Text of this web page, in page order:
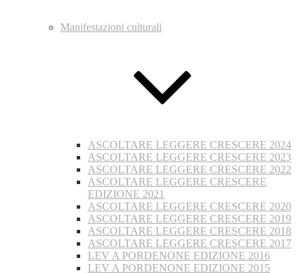
Manifestazioni culturali
ASCOLTARE LEGGERE CRESCERE 2024
ASCOLTARE LEGGERE CRESCERE 2023
ASCOLTARE LEGGERE CRESCERE 2022
ASCOLTARE LEGGERE CRESCERE
EDIZIONE 2021
ASCOLTARE LEGGERE CRESCERE 2020
ASCOLTARE LEGGERE CRESCERE 2019
ASCOLTARE LEGGERE CRESCERE 2018
ASCOLTARE LEGGERE CRESCERE 2017
LEV A PORDENONE EDIZIONE 2016
LEV A PORDENONE EDIZIONE 2015